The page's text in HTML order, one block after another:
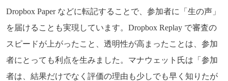
Dropbox Paper などに転記することで、参加者に「生の声」
を届けることも実現しています。Dropbox Replay で審査の
スピードが上がったこと、透明性が高まったことは、参加
者にとっても利点を生みました。マナウェット氏は「参加
者は、結果だけでなく評価の理由も少しでも早く知りたが